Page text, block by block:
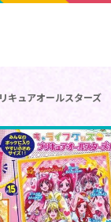
キュアオールスターズ